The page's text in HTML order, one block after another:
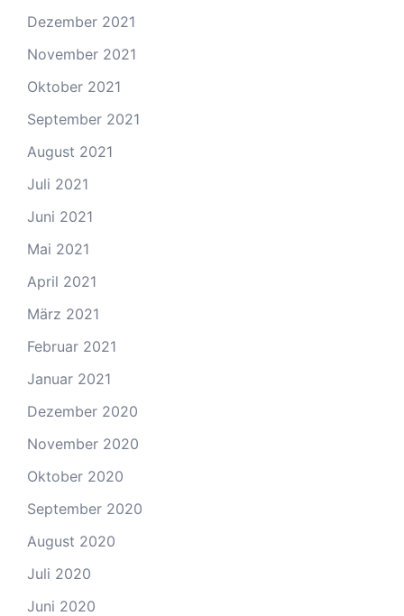
Dezember 2021
November 2021
Oktober 2021
September 2021
August 2021
Juli 2021
Juni 2021
Mai 2021
April 2021
März 2021
Februar 2021
Januar 2021
Dezember 2020
November 2020
Oktober 2020
September 2020
August 2020
Juli 2020
Juni 2020